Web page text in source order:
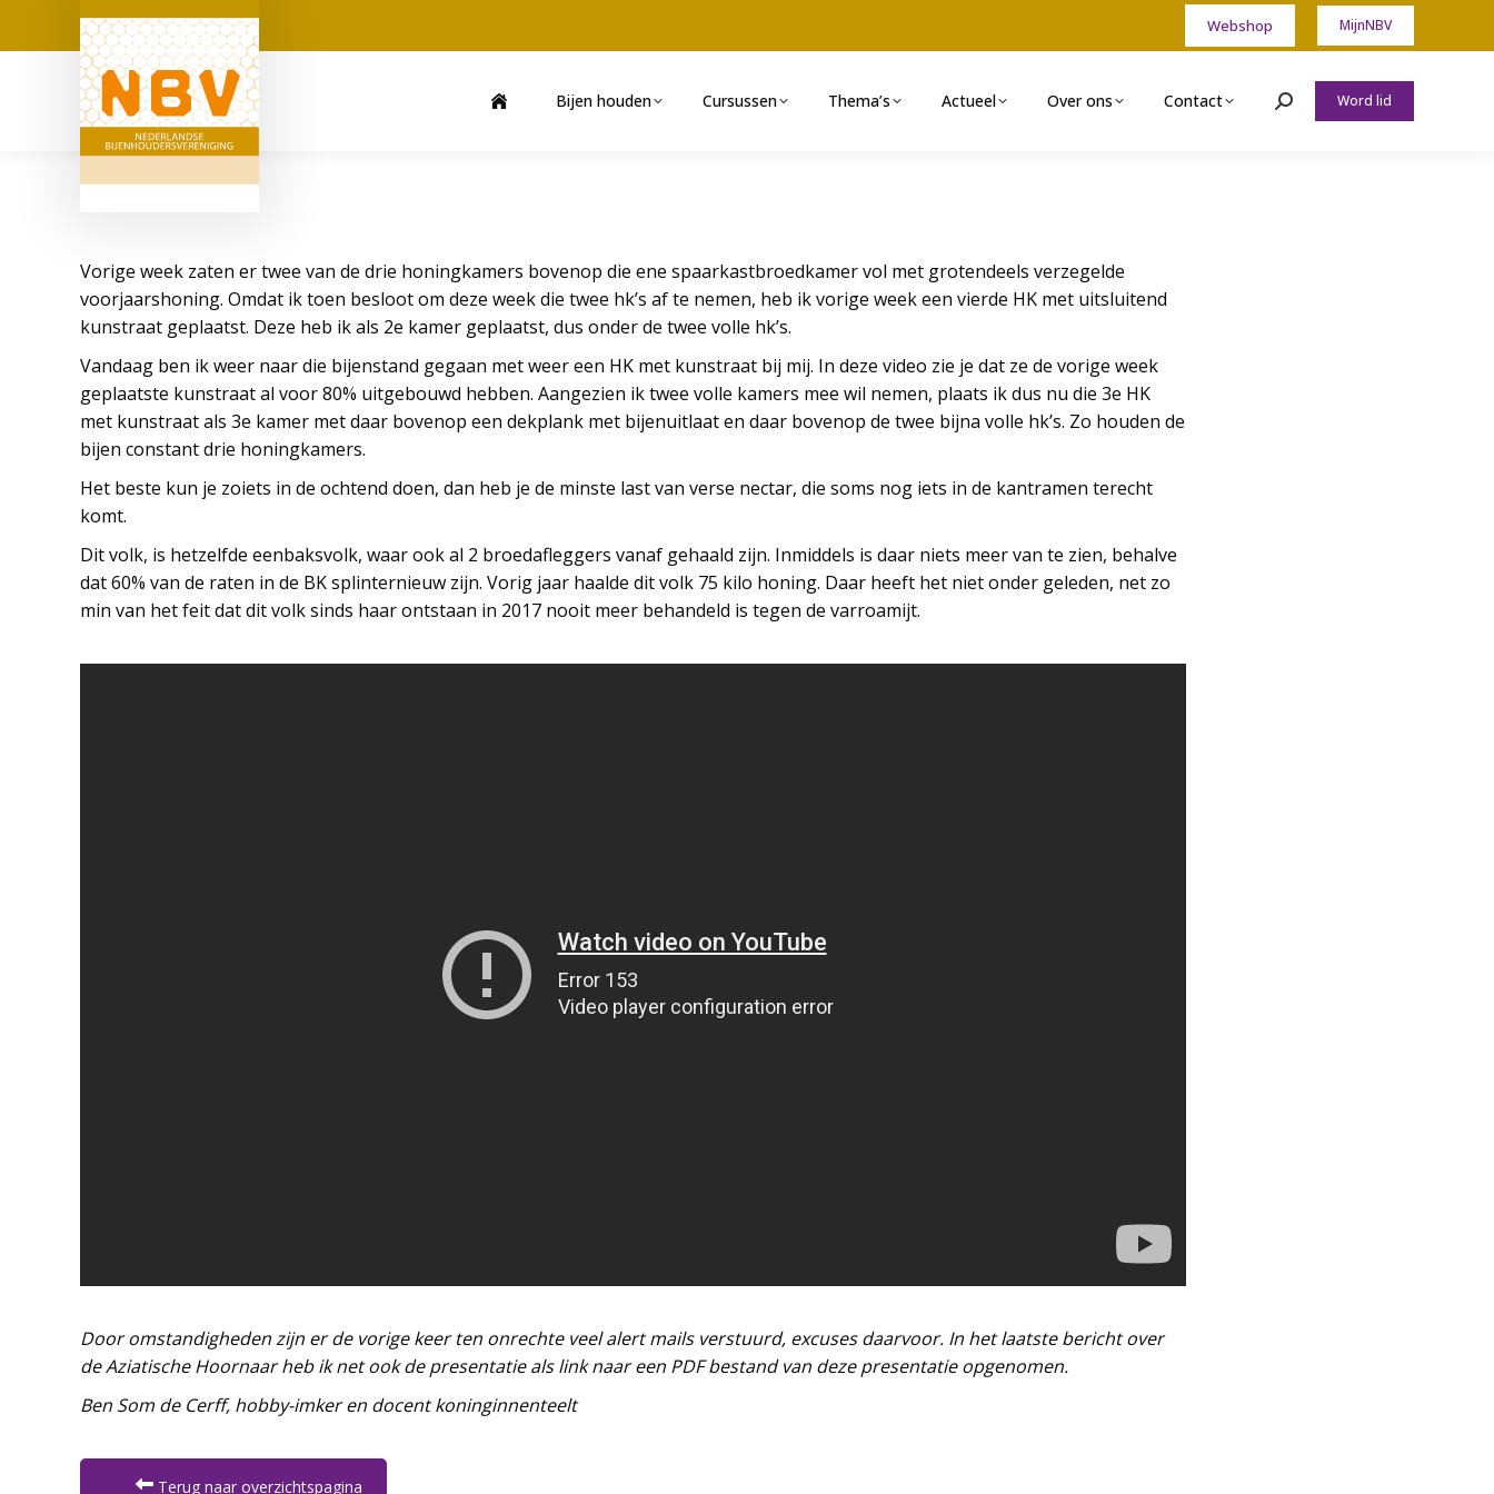
Webshop MijnNBV
Bijen houden Cursussen Thema’s Actueel Over ons Contact Zoeken:Word lid
Vorige week zaten er twee van de drie honingkamers bovenop die ene spaarkastbroedkamer vol met grotendeels verzegelde
voorjaarshoning. Omdat ik toen besloot om deze week die twee hk’s af te nemen, heb ik vorige week een vierde HK met uitsluitend
kunstraat geplaatst. Deze heb ik als 2e kamer geplaatst, dus onder de twee volle hk’s.
Vandaag ben ik weer naar die bijenstand gegaan met weer een HK met kunstraat bij mij. In deze video zie je dat ze de vorige week
geplaatste kunstraat al voor 80% uitgebouwd hebben. Aangezien ik twee volle kamers mee wil nemen, plaats ik dus nu die 3e HK
met kunstraat als 3e kamer met daar bovenop een dekplank met bijenuitlaat en daar bovenop de twee bijna volle hk’s. Zo houden de
bijen constant drie honingkamers.
Het beste kun je zoiets in de ochtend doen, dan heb je de minste last van verse nectar, die soms nog iets in de kantramen terecht
komt.
Dit volk, is hetzelfde eenbaksvolk, waar ook al 2 broedafleggers vanaf gehaald zijn. Inmiddels is daar niets meer van te zien, behalve
dat 60% van de raten in de BK splinternieuw zijn. Vorig jaar haalde dit volk 75 kilo honing. Daar heeft het niet onder geleden, net zo
min van het feit dat dit volk sinds haar ontstaan in 2017 nooit meer behandeld is tegen de varroamijt.
Door omstandigheden zijn er de vorige keer ten onrechte veel alert mails verstuurd, excuses daarvoor. In het laatste bericht over
de Aziatische Hoornaar heb ik net ook de presentatie als link naar een PDF bestand van deze presentatie opgenomen.
Ben Som de Cerff, hobby-imker en docent koninginnenteelt
Terug naar overzichtspagina